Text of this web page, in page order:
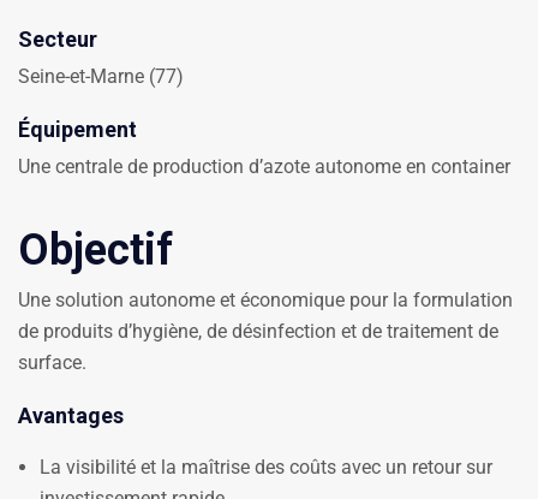
Secteur
Seine-et-Marne (77)
Équipement
Une centrale de production d’azote autonome en container
Objectif
Une solution autonome et économique pour la formulation
de produits d’hygiène, de désinfection et de traitement de
surface.
Avantages
La visibilité et la maîtrise des coûts avec un retour sur